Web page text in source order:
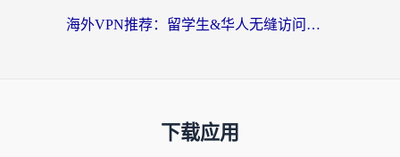
海外VPN推荐：留学生&华人无缝访问国内资源的避坑指南
下载应用